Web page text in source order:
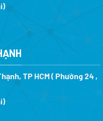
TP HCM ( Phường 24 ,